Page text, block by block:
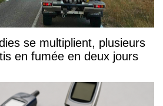
se multiplient, plusieurs
en fumée en deux jours